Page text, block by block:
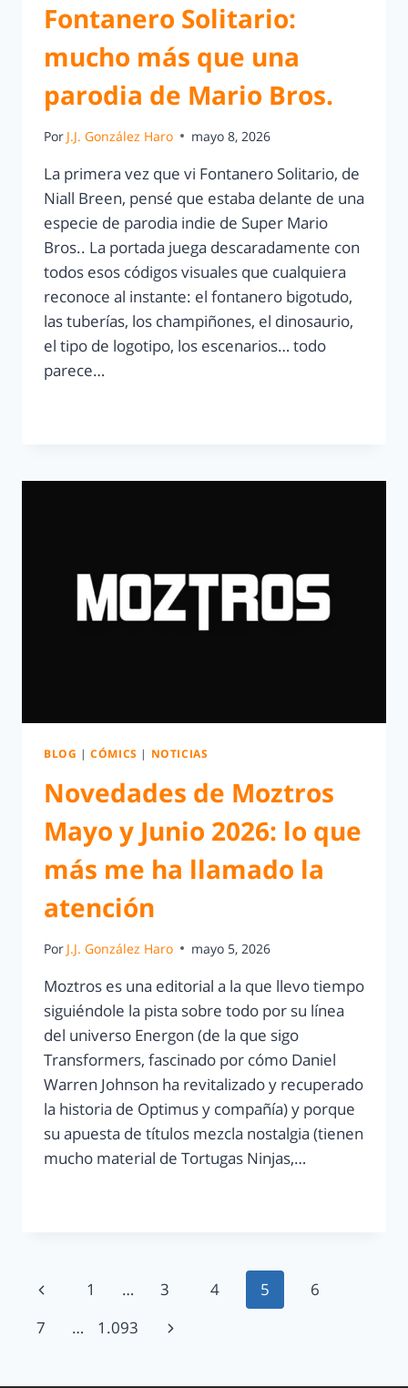
Fontanero Solitario:
mucho más que una
parodia de Mario Bros.
Por J.J. González Haro mayo 8, 2026
La primera vez que vi Fontanero Solitario, de
Niall Breen, pensé que estaba delante de una
especie de parodia indie de Super Mario
Bros.. La portada juega descaradamente con
todos esos códigos visuales que cualquiera
reconoce al instante: el fontanero bigotudo,
las tuberías, los champiñones, el dinosaurio,
el tipo de logotipo, los escenarios… todo
parece…
BLOG |CÓMICS | NOTICIAS
Novedades de Moztros
Mayo y Junio 2026: lo que
más me ha llamado la
atención
Por J.J. González Haro mayo 5, 2026
Moztros es una editorial a la que llevo tiempo
siguiéndole la pista sobre todo por su línea
del universo Energon (de la que sigo
Transformers, fascinado por cómo Daniel
Warren Johnson ha revitalizado y recuperado
la historia de Optimus y compañía) y porque
su apuesta de títulos mezcla nostalgia (tienen
mucho material de Tortugas Ninjas,…
1 … 3 4 5
6
7
… 1.093